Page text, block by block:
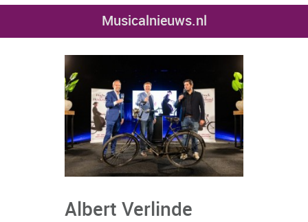
Musicalnieuws.nl
Albert Verlinde